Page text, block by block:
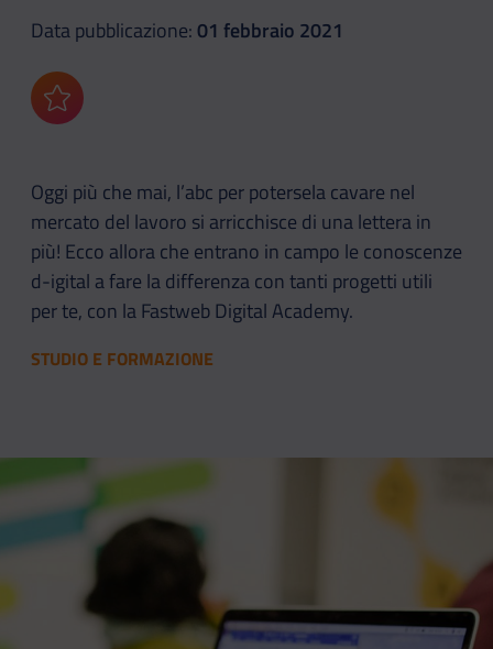
Data pubblicazione:01 febbraio 2021
Aggiungi ai preferiti
Oggi più che mai, l’abc per potersela cavare nel
mercato del lavoro si arricchisce di una lettera in
più! Ecco allora che entrano in campo le conoscenze
d-igital a fare la differenza con tanti progetti utili
per te, con la Fastweb Digital Academy.
STUDIO E FORMAZIONE